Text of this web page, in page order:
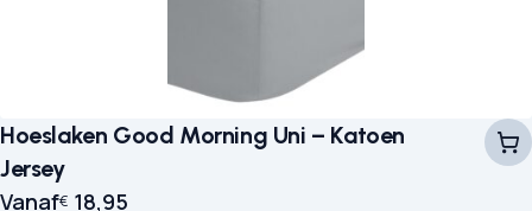
Hoeslaken Good Morning Uni – Katoen
Jersey
Vanaf€ 18,95